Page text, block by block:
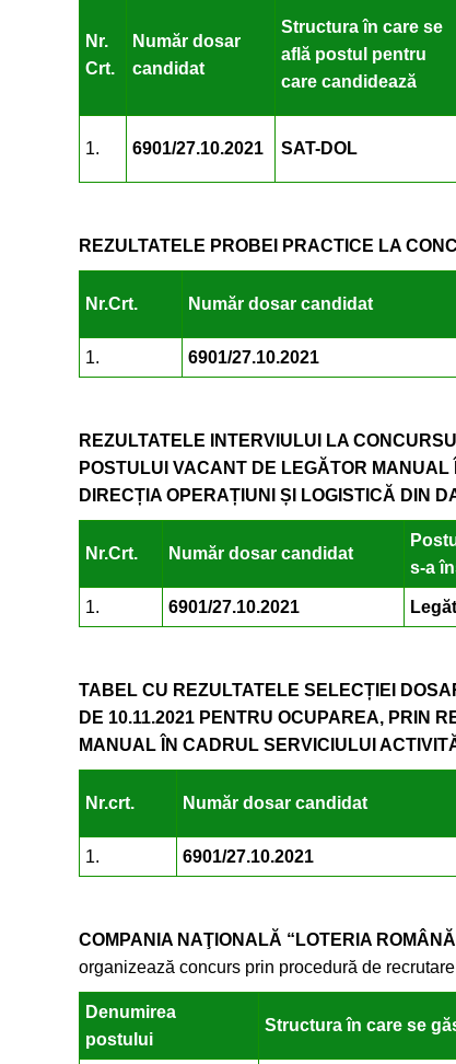
Nr.
Crt.
Număr dosar
candidat
Structura în care se
află postul pentru
care candidează
1. 6901/27.10.2021 SAT-DOL
REZULTATELE PROBEI PRACTICE LA
Nr.Crt. Număr dosar candidat
1. 6901/27.10.2021
REZULTATELE INTERVIULUI LA
POSTULUI VACANT DE LEGĂTOR
DIRECȚIA OPERAȚIUNI ȘI LOGISTICĂ DIN
Nr.Crt. Număr dosar candidat
s-a
1. 6901/27.10.2021
TABEL CU REZULTATELE SELECȚIEI
DE 10.11.2021 PENTRU OCUPAREA, PRIN
MANUAL ÎN CADRUL SERVICIULUI
Nr.crt. Număr dosar candidat
1. 6901/27.10.2021
COMPANIA NAŢIONALĂ “LOTERIA
organizează concurs prin procedură de
Denumirea
postului
Structura în care se